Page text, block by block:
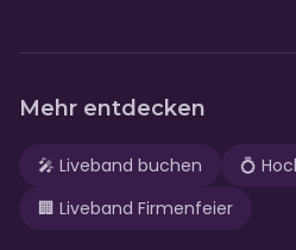
Mehr entdecken
🎤 Liveband buchen 💍
🏢 Liveband Firmenfeier